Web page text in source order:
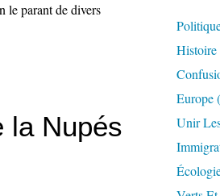
le parant de divers
la Nupés
Histoire
Europe
Unir